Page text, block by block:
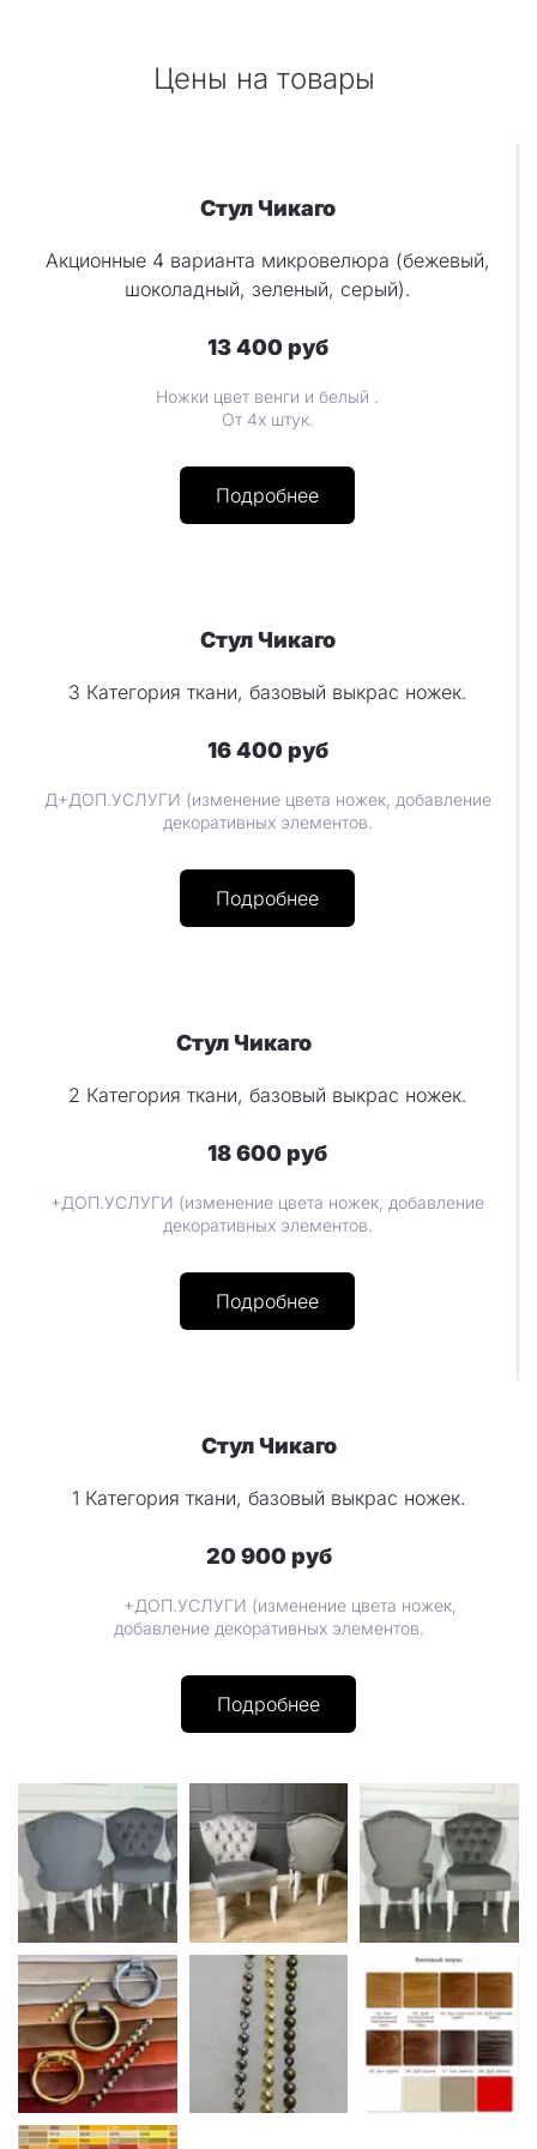
Цены на товары
Стул Чикаго
13 400 руб
Акционные 4 варианта микровелюра (бежевый,
шоколадный, зеленый, серый).
Ножки цвет венги и белый .
От 4х штук.
Подробнее
Стул Чикаго
16 400 руб
3 Категория ткани, базовый выкрас ножек.
Д+ДОП.УСЛУГИ (изменение цвета ножек, добавление
декоративных элементов.
Подробнее
Стул Чикаго
18 600 руб
2 Категория ткани, базовый выкрас ножек.
+ДОП.УСЛУГИ (изменение цвета ножек, добавление
декоративных элементов.
Подробнее
Стул Чикаго
20 900 руб
1 Категория ткани, базовый выкрас ножек.
+ДОП.УСЛУГИ (изменение цвета ножек,
добавление декоративных элементов.
Подробнее